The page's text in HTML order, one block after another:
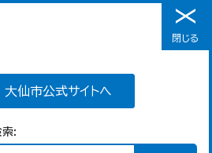
メニュー
大仙市公式サイトへ
索
閉じる